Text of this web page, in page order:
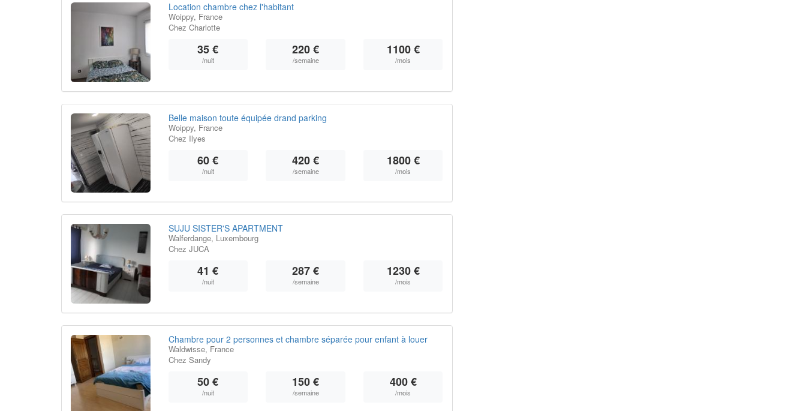
Location chambre chez l'habitant
Woippy, France
Chez Charlotte
35 €
/nuit
220 €
/semaine
1100 €
/mois
Belle maison toute équipée drand parking
Woippy, France
Chez Ilyes
60 €
/nuit
420 €
/semaine
1800 €
/mois
SUJU SISTER'S APARTMENT
Walferdange, Luxembourg
Chez JUCA
41 €
/nuit
287 €
/semaine
1230 €
/mois
Chambre pour 2 personnes et chambre séparée pour enfant à louer
Waldwisse, France
Chez Sandy
50 €
/nuit
150 €
/semaine
400 €
/mois